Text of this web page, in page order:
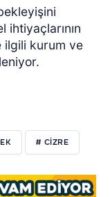
ihtiyaçlarının
ilgili kurum ve
# CIZRE